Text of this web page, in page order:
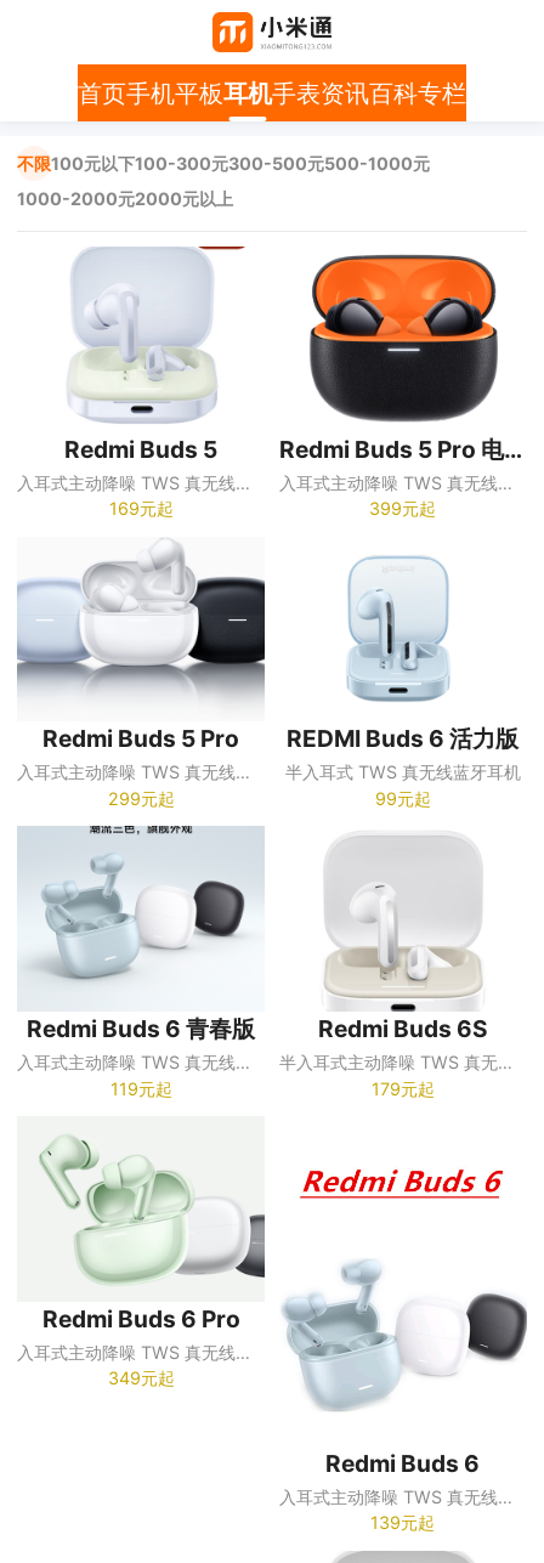
首页手机平板耳机手表资讯百科专栏
不限100元以下100-300元300-500元500-1000元
1000-2000元2000元以上
Redmi Buds 5
入耳式主动降噪 TWS 真无线蓝牙耳机
169元起
Redmi Buds 5 Pro 电竞版
入耳式主动降噪 TWS 真无线蓝牙耳机
399元起
Redmi Buds 5 Pro
入耳式主动降噪 TWS 真无线蓝牙耳机
299元起
REDMI Buds 6 活力版
半入耳式 TWS 真无线蓝牙耳机
99元起
Redmi Buds 6 青春版
入耳式主动降噪 TWS 真无线蓝牙耳机
119元起
Redmi Buds 6S
半入耳式主动降噪 TWS 真无线蓝牙耳机
179元起
Redmi Buds 6 Pro
入耳式主动降噪 TWS 真无线蓝牙耳机
349元起
Redmi Buds 6
入耳式主动降噪 TWS 真无线蓝牙耳机
139元起